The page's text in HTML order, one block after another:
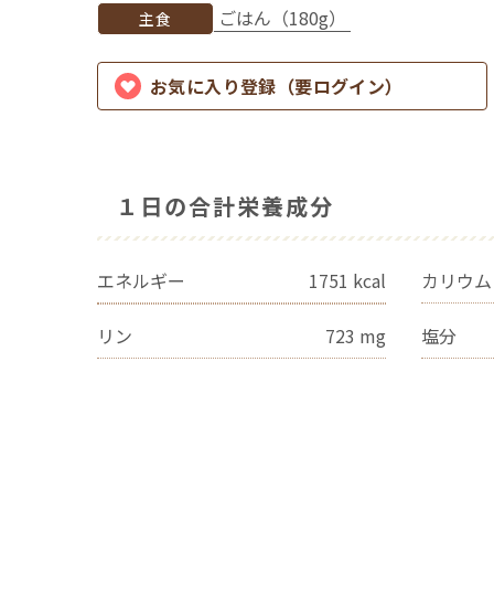
主食 ごはん（180g）
お気に入り登録（要ログイン）
１日の合計栄養成分
エネルギー 1751 kcal カリウム
リン 723 mg 塩分